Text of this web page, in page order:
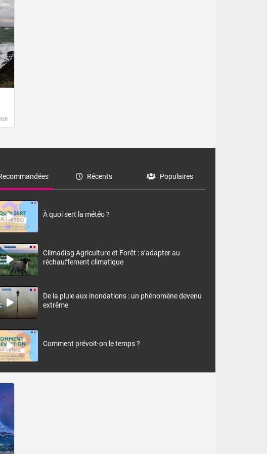
Récents Populaires
À quoi sert la météo ?
Climadiag Agriculture et Forêt : s’adapter au
réchauffement climatique
De la pluie aux inondations : un phénomène devenu
extrême
Comment prévoit-on le temps ?